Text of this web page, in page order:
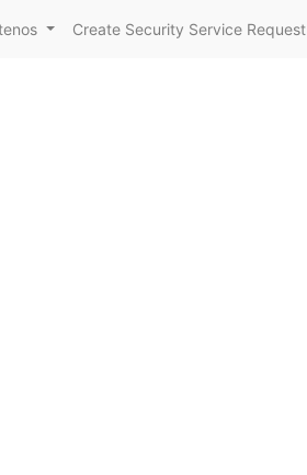
Create Security Service Request